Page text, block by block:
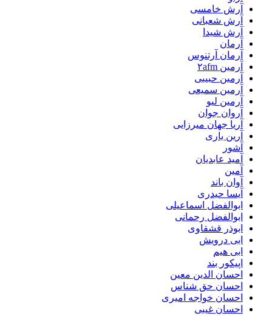
آرش خامسی
آرش شعبانی
آرش شیدا
آرمان
آرمان آرتنوس
آرمین ۲afm
آرمین حبیبی
آرمین سمیعی
آرمین لیو
آروان جوان
آریا جهان میرزایی
آرین یاری
آشور
آمید عابدیان
آمین
آوان باند
آیسا حیدری
ابوالفضل اسماعیلی
ابوالفضل رحمانی
ابوذر قشقاوی
ابی درویش
ابی هیم
اپیکور بند
احسان الدین معین
احسان حق شناس
احسان خواجه امیری
احسان غیبی